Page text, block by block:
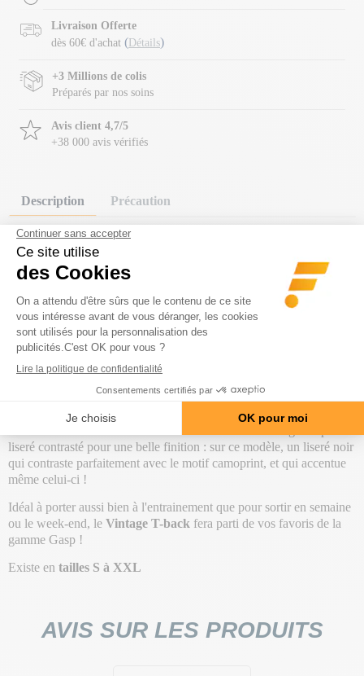
Livraison Offerte
dès 60€ d'achat ( Détails)
+3 Millions de colis
Préparés par nos soins
Avis client 4,7/5
+38 000 avis vérifiés
Description Précaution
Ledébardeur Vintage T-Back
légèrement ample à la taille, échancré
apparaître les épaules et les dorsaux musclés.
En tissu Jersey de coton 100% doux, ce débardeur esttrès
agréable à porter, léger et offre un parfait confort
et une bonne
liberté de mouvement.
Uneinscription transversale logo GASP
couleur contrastée vient habiller le centre de la poitrine pour donner
un petit effet sport vintage. La griffe GASP est également reprise
liseré contrasté pour une belle finition : sur ce modèle, un liseré noir
qui contraste parfaitement avec le motif camoprint, et qui accentue
même celui-ci !
Idéal à porter aussi bien à l'entrainement que pour sortir en semaine
ou le week-end, le Vintage T-back fera parti de vos favoris de la
gamme Gasp !
Existe en tailles S à XXL
AVIS SUR LES PRODUITS